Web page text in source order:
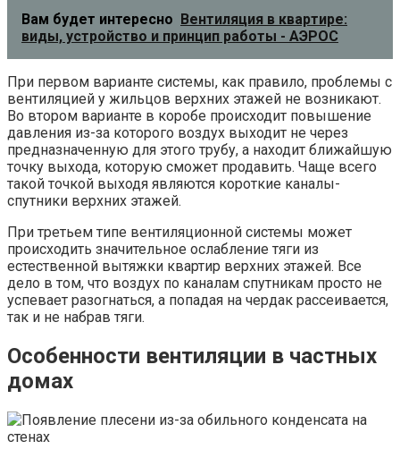
Вам будет интересно Вентиляция в квартире:
виды, устройство и принцип работы - АЭРОС
При первом варианте системы, как правило, проблемы с
вентиляцией у жильцов верхних этажей не возникают.
Во втором варианте в коробе происходит повышение
давления из-за которого воздух выходит не через
предназначенную для этого трубу, а находит ближайшую
точку выхода, которую сможет продавить. Чаще всего
такой точкой выходя являются короткие каналы-
спутники верхних этажей.
При третьем типе вентиляционной системы может
происходить значительное ослабление тяги из
естественной вытяжки квартир верхних этажей. Все
дело в том, что воздух по каналам спутникам просто не
успевает разогнаться, а попадая на чердак рассеивается,
так и не набрав тяги.
Особенности вентиляции в частных
домах